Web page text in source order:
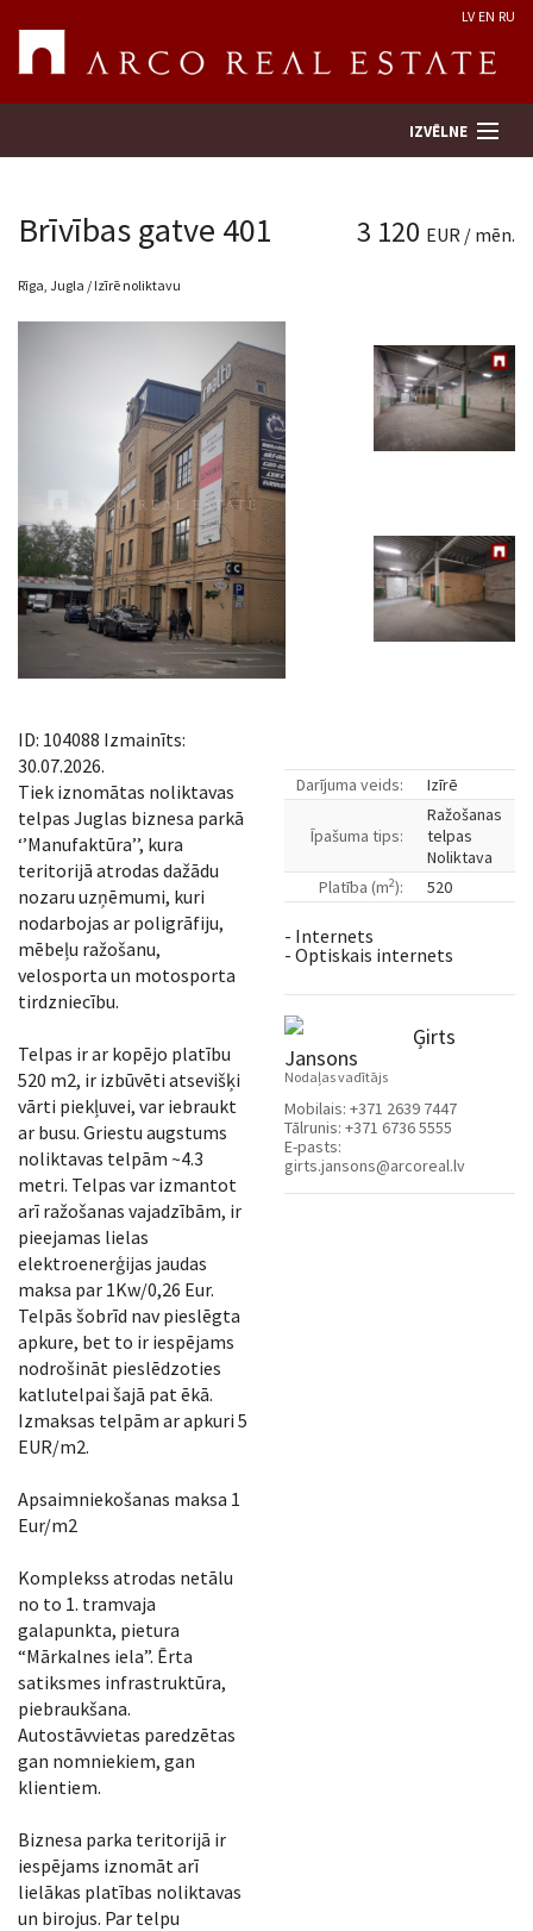
LV EN RU
IZVĒLNE
Meklēt īpašumu
Novērtēt īpašumu
Pakalpojumi
Kontakti
Brīvības gatve 401 3 120 EUR / mēn.
Rīga, Jugla / Izīrē noliktavu
ID: 104088 Izmainīts:
30.07.2026.
Tiek iznomātas noliktavas
telpas Juglas biznesa parkā
‘’Manufaktūra’’, kura
teritorijā atrodas dažādu
nozaru uzņēmumi, kuri
nodarbojas ar poligrāfiju,
mēbeļu ražošanu,
velosporta un motosporta
tirdzniecību.
Telpas ir ar kopējo platību
520 m2, ir izbūvēti atsevišķi
vārti piekļuvei, var iebraukt
ar busu. Griestu augstums
noliktavas telpām ~4.3
metri. Telpas var izmantot
arī ražošanas vajadzībām, ir
pieejamas lielas
elektroenerģijas jaudas
maksa par 1Kw/0,26 Eur.
Telpās šobrīd nav pieslēgta
apkure, bet to ir iespējams
nodrošināt pieslēdzoties
katlutelpai šajā pat ēkā.
Izmaksas telpām ar apkuri 5
EUR/m2.
Apsaimniekošanas maksa 1
Eur/m2
Komplekss atrodas netālu
no to 1. tramvaja
galapunkta, pietura
“Mārkalnes iela”. Ērta
satiksmes infrastruktūra,
piebraukšana.
Autostāvvietas paredzētas
gan nomniekiem, gan
klientiem.
Biznesa parka teritorijā ir
iespējams iznomāt arī
lielākas platības noliktavas
un birojus. Par telpu
Darījuma veids: Izīrē
Īpašuma tips:
Ražošanas
telpas
Noliktava
Platība (m2): 520
- Internets
- Optiskais internets
Ģirts
Jansons
Nodaļas vadītājs
Mobilais: +371 2639 7447
Tālrunis: +371 6736 5555
E-pasts:
girts.jansons@arcoreal.lv